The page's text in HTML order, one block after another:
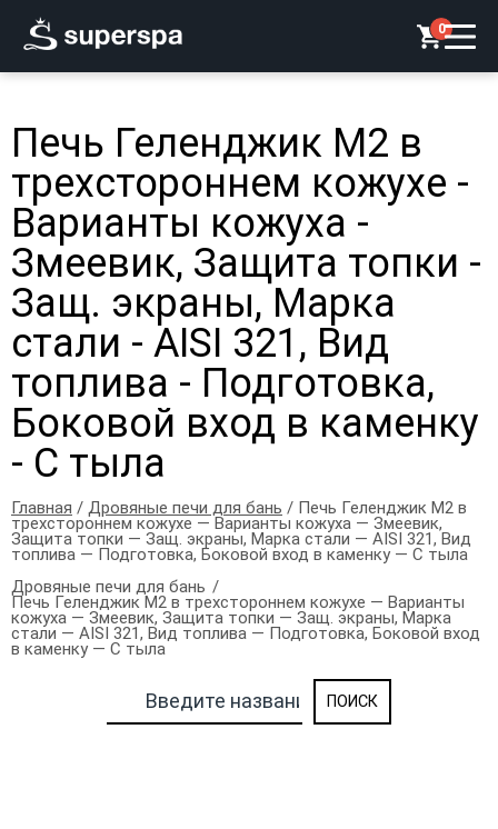
0
Печь Геленджик М2 в
трехстороннем кожухе -
Варианты кожуха -
Змеевик, Защита топки -
Защ. экраны, Марка
стали - AISI 321, Вид
топлива - Подготовка,
Боковой вход в каменку
- С тыла
Главная / Дровяные печи для бань / Печь Геленджик М2 в
трехстороннем кожухе — Варианты кожуха — Змеевик,
Защита топки — Защ. экраны, Марка стали — AISI 321, Вид
топлива — Подготовка, Боковой вход в каменку — С тыла
Дровяные печи для бань
Печь Геленджик М2 в трехстороннем кожухе — Варианты
кожуха — Змеевик, Защита топки — Защ. экраны, Марка
стали — AISI 321, Вид топлива — Подготовка, Боковой вход
в каменку — С тыла